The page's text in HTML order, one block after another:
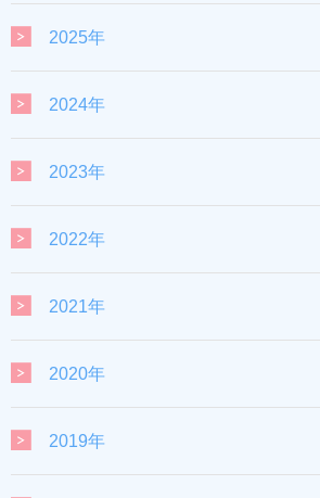
2025年
2024年
2023年
2022年
2021年
2020年
2019年